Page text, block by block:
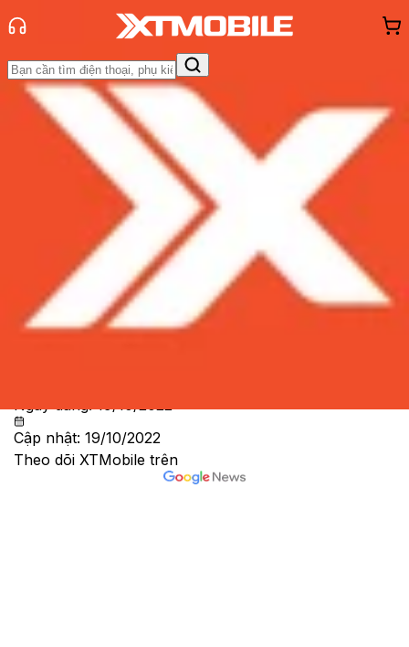
Trang chủ
Tin tức
Tư vấn
Đánh Giá - Trên TaySo Sánh Tư vấnKhuyến
Hỏi đáp App - Game Thông báo
hàng - Sự kiện
Quà 20/10: Gợi ý 3 mẫu smartphone
tặng mẹ năm 2022 mà bạn nhất
định phải cân nhắc
Ngày đăng:19/10/2022
Cập nhật: 19/10/2022
Theo dõi XTMobile trên